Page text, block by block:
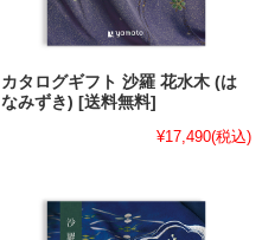
カタログギフト 沙羅 花水木 (は
なみずき) [送料無料]
¥17,490(税込)